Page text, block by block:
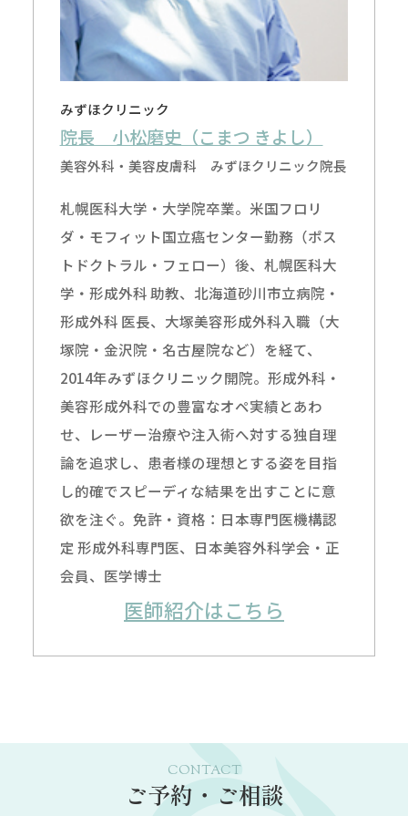
みずほクリニック
院長 小松磨史（こまつ きよし）
美容外科・美容皮膚科 みずほクリニック院長
札幌医科大学・大学院卒業。米国フロリ
ダ・モフィット国立癌センター勤務（ポス
トドクトラル・フェロー）後、札幌医科大
学・形成外科 助教、北海道砂川市立病院・
形成外科 医長、大塚美容形成外科入職（大
塚院・金沢院・名古屋院など）を経て、
2014年みずほクリニック開院。形成外科・
美容形成外科での豊富なオペ実績とあわ
せ、レーザー治療や注入術へ対する独自理
論を追求し、患者様の理想とする姿を目指
し的確でスピーディな結果を出すことに意
欲を注ぐ。免許・資格：日本専門医機構認
定 形成外科専門医、日本美容外科学会・正
会員、医学博士
医師紹介はこちら
CONTACT
ご予約・ご相談